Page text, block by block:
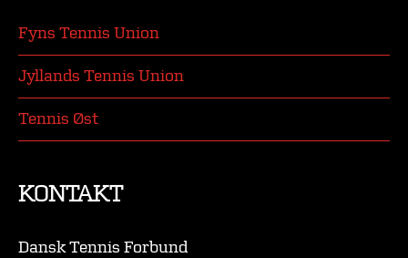
Fyns Tennis Union
Jyllands Tennis Union
Tennis Øst
KONTAKT
Dansk Tennis Forbund